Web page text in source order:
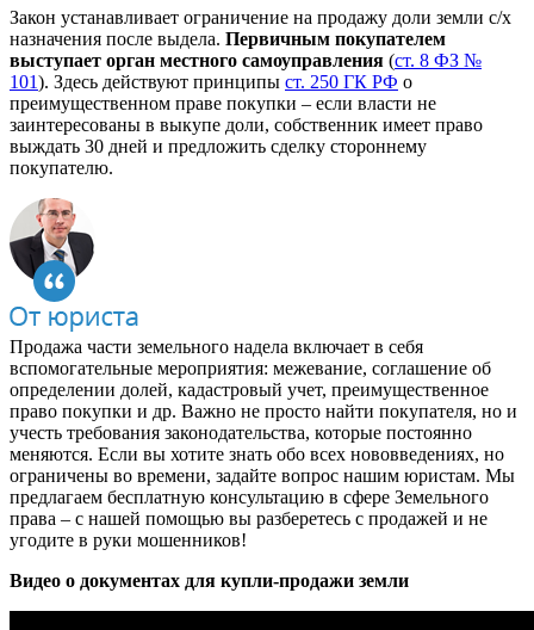
Закон устанавливает ограничение на продажу доли земли с/х
назначения после выдела. Первичным покупателем
выступает орган местного самоуправления (ст. 8 ФЗ №
101). Здесь действуют принципы ст. 250 ГК РФ о
преимущественном праве покупки – если власти не
заинтересованы в выкупе доли, собственник имеет право
выждать 30 дней и предложить сделку стороннему
покупателю.
Продажа части земельного надела включает в себя
вспомогательные мероприятия: межевание, соглашение об
определении долей, кадастровый учет, преимущественное
право покупки и др. Важно не просто найти покупателя, но и
учесть требования законодательства, которые постоянно
меняются. Если вы хотите знать обо всех нововведениях, но
ограничены во времени, задайте вопрос нашим юристам. Мы
предлагаем бесплатную консультацию в сфере Земельного
права – с нашей помощью вы разберетесь с продажей и не
угодите в руки мошенников!
Видео о документах для купли-продажи земли